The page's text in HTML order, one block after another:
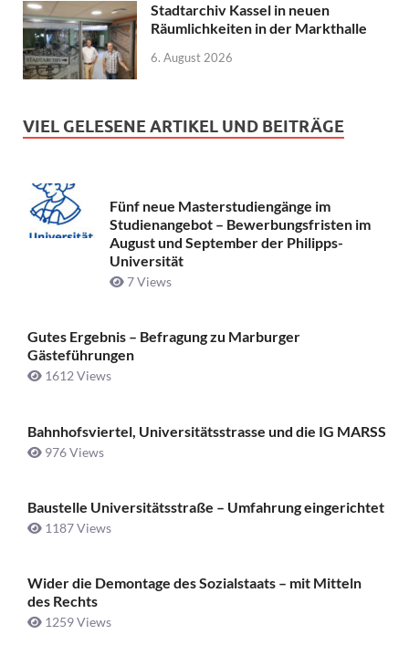
Stadtarchiv Kassel in neuen
Räumlichkeiten in der Markthalle
6. August 2026
VIEL GELESENE ARTIKEL UND BEITRÄGE
Fünf neue Masterstudiengänge im
Studienangebot – Bewerbungsfristen im
August und September der Philipps-
Universität
7 Views
Gutes Ergebnis – Befragung zu Marburger
Gästeführungen
1612 Views
Bahnhofsviertel, Universitätsstrasse und die IG MARSS
976 Views
Baustelle Universitätsstraße ­– Umfahrung eingerichtet
1187 Views
Wider die Demontage des Sozialstaats – mit Mitteln
des Rechts
1259 Views